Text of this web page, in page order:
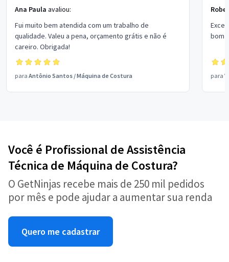
Ana Paula avaliou:
Fui muito bem atendida com um trabalho de
qualidade. Valeu a pena, orçamento grátis e não é
careiro. Obrigada!
para Antônio Santos /Máquina de Costura
bom
para
Você é Profissional de Assistência
Técnica de Máquina de Costura?
O GetNinjas recebe mais de 250 mil pedidos
por mês e pode ajudar a aumentar sua renda
Quero me cadastrar